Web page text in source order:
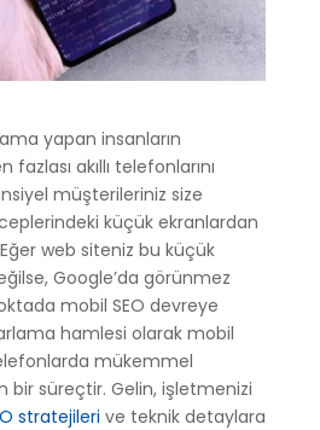
yapan insanların
akıllı telefonlarını
müşterileriniz size
küçük ekranlardan
web siteniz bu küçük
Google’da görünmez
mobil SEO devreye
hamlesi olarak mobil
mükemmel
bir süreçtir. Gelin, işletmenizi
stratejileri ve teknik detaylara